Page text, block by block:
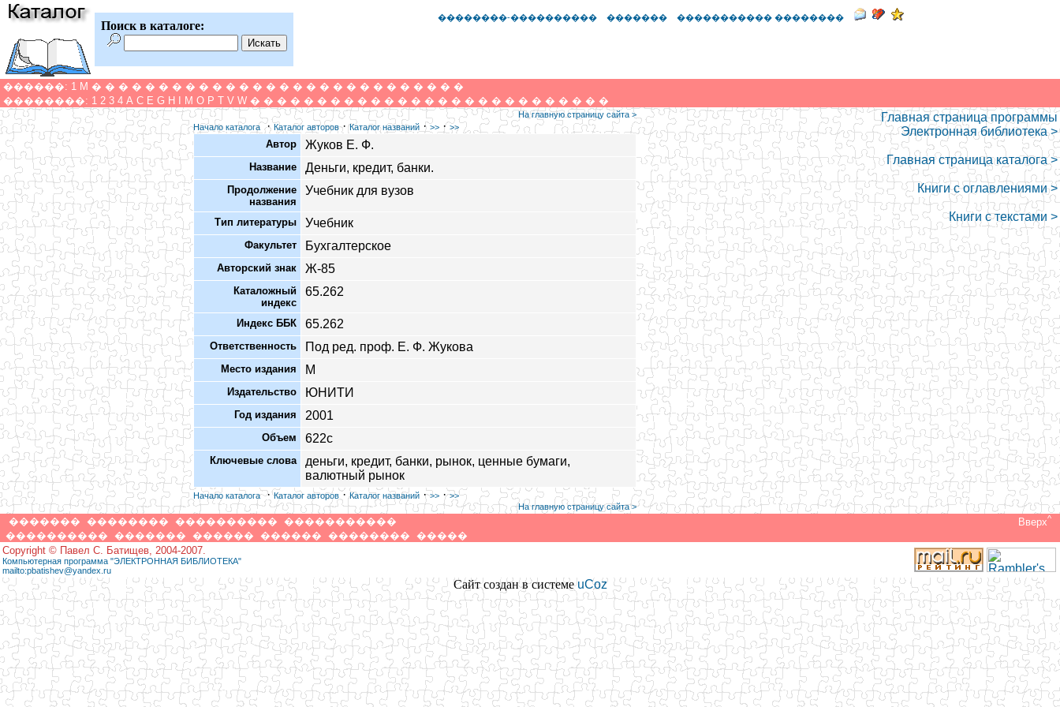
Поиск в каталоге:
��������-���������� ������� ����������� ��������
������: 1 M � � � � � � � � � � � � � � � � � � � � � � � � � � � �
��������: 1 2 3 4 A C E G H M O P T V W � � � � � � � � � � � � � � � � � � � � � � � � � � �
На главную страницу сайта >
Начало каталога·Каталог авторов·Каталог названий ·>> ·>>
Автор Жуков Е. Ф.
Название Деньги, кредит, банки.
Продолжение
названия
Учебник для вузов
Тип литературы Учебник
Факультет Бухгалтерское
Авторский знак Ж-85
Каталожный
индекс
65.262
Индекс ББК 65.262
Ответственность Под ред. проф. Е. Ф. Жукова
Место издания М
Издательство ЮНИТИ
Год издания 2001
Объем 622с
Ключевые слова
деньги, кредит, банки, рынок, ценные бумаги,
валютный рынок
Начало каталога·Каталог авторов·Каталог названий ·>> ·>>
На главную страницу сайта >
Главная страница программы
Электронная библиотека >
Главная страница каталога >
Книги с оглавлениями >
Книги с текстами >
������� �������� ���������� �����������
���������� ������� ������ ������ �������� �����
Вверх^
Copyright © Павел С. Батищев, 2004-2007.
Компьютерная программа "ЭЛЕКТРОННАЯ БИБЛИОТЕКА"
mailto:pbatishev@yandex.ru
Сайт создан в системеuCoz